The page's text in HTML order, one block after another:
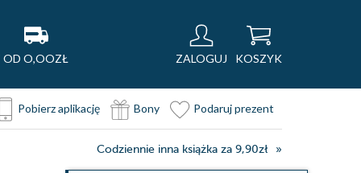
OD O,OOZŁ ZALOGUJ KOSZYK
Pobierz aplikację Bony Podaruj prezent
Codziennie inna książka za 9,90zł